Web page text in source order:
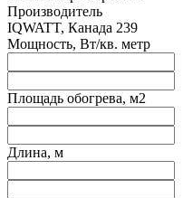
Производитель
IQWATT, Канада 239
Мощность, Вт/кв. метр
Площадь обогрева, м2
Длина, м